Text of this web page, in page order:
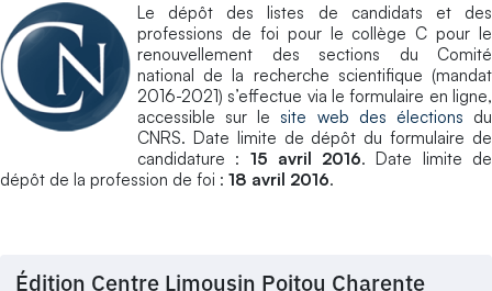
Le dépôt des listes de candidats et des
professions de foi pour le collège C pour le
renouvellement des sections du Comité
national de la recherche scientifique (mandat
2016-2021) s’effectue via le formulaire en ligne,
accessible sur le site web des élections du
CNRS. Date limite de dépôt du formulaire de
candidature : 15 avril 2016. Date limite de
dépôt de la profession de foi : 18 avril 2016.
Édition Centre Limousin Poitou Charente